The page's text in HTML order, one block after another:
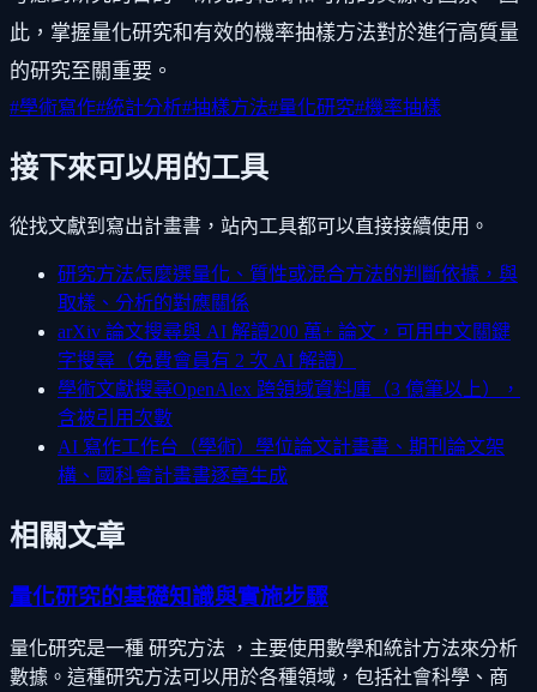
此，掌握量化研究和有效的機率抽樣方法對於進行高質量
的研究至關重要。
#學術寫作#統計分析#抽樣方法#量化研究#機率抽樣
接下來可以用的工具
從找文獻到寫出計畫書，站內工具都可以直接接續使用。
研究方法怎麼選量化、質性或混合方法的判斷依據，與
取樣、分析的對應關係
arXiv 論文搜尋與 AI 解讀200 萬+ 論文，可用中文關鍵
字搜尋（免費會員有 2 次 AI 解讀）
學術文獻搜尋OpenAlex 跨領域資料庫（3 億筆以上），
含被引用次數
AI 寫作工作台（學術） 學位論文計畫書、期刊論文架
構、國科會計畫書逐章生成
相關文章
量化研究的基礎知識與實施步驟
量化研究是一種 研究方法 ，主要使用數學和統計方法來分析
數據。這種研究方法可以用於各種領域，包括社會科學、商